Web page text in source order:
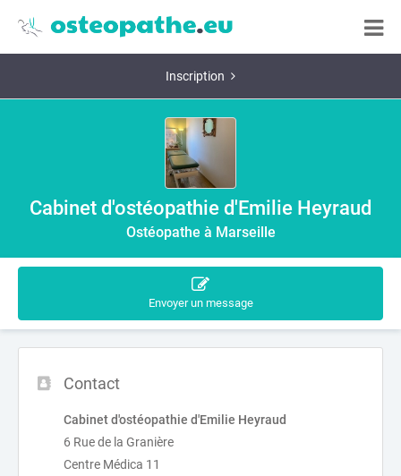
Inscription
Cabinet d'ostéopathie d'Emilie Heyraud
Ostéopathe à Marseille
Envoyer un message
Contact
Cabinet d'ostéopathie d'Emilie Heyraud
6 Rue de la Granière
Centre Médica 11